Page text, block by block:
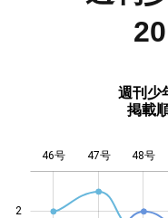
週刊少
掲載
2
46号 47号 48号